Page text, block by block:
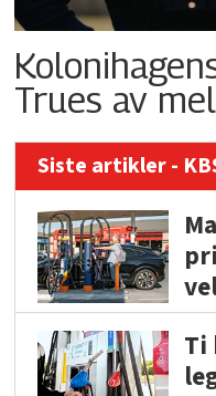
Trues av
Siste artikler -
Ti